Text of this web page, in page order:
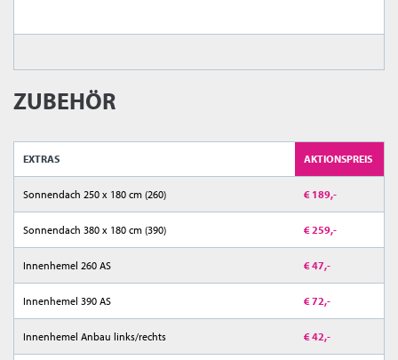
ZUBEHÖR
EXTRAS AKTIONSPREIS
Sonnendach 250 x 180 cm (260) € 189,-
Sonnendach 380 x 180 cm (390) € 259,-
Innenhemel 260 AS € 47,-
Innenhemel 390 AS € 72,-
Innenhemel Anbau links/rechts € 42,-